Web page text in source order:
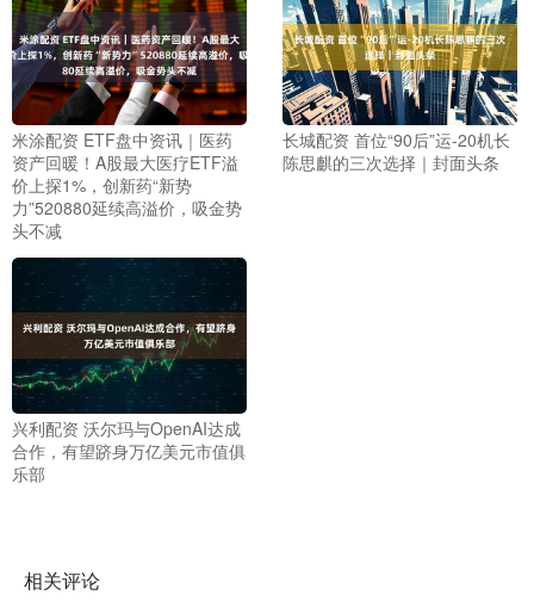
米涂配资 ETF盘中资讯｜医药
资产回暖！A股最大医疗ETF溢
价上探1%，创新药“新势
力”520880延续高溢价，吸金势
头不减
长城配资 首位“90后”运-20机长
陈思麒的三次选择｜封面头条
兴利配资 沃尔玛与OpenAI达成
合作，有望跻身万亿美元市值俱
乐部
相关评论